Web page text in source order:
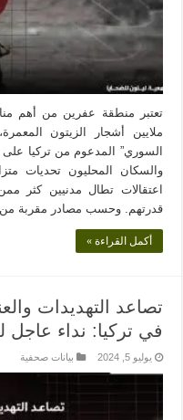
تعتبر منطقة عفرين من أهم
ملايين أشجار الزيتون
والسكان المحليون تحديات
اعتقالات تطال مدنيين كثر
قدرتهم. وحسب مصادر مقربة من
أكمل القراءة »
تصاعد التهديدات
في تركيا: نداء عاجل
يوليو 5, 2024 بيانات صحفية